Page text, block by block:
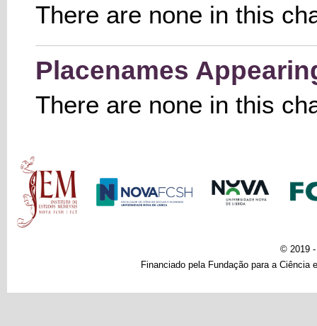
There are none in this
Placenames
There are none in this
Main menu
© 2019 -
Financiado pela Fundação para a Ciência